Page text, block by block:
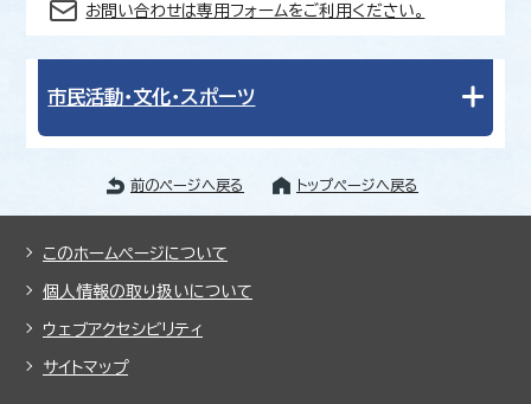
お問い合わせは専用フォームをご利用ください。
市民活動・文化・スポーツ
前のページへ戻る トップページへ戻る
このホームページについて
個人情報の取り扱いについて
ウェブアクセシビリティ
サイトマップ